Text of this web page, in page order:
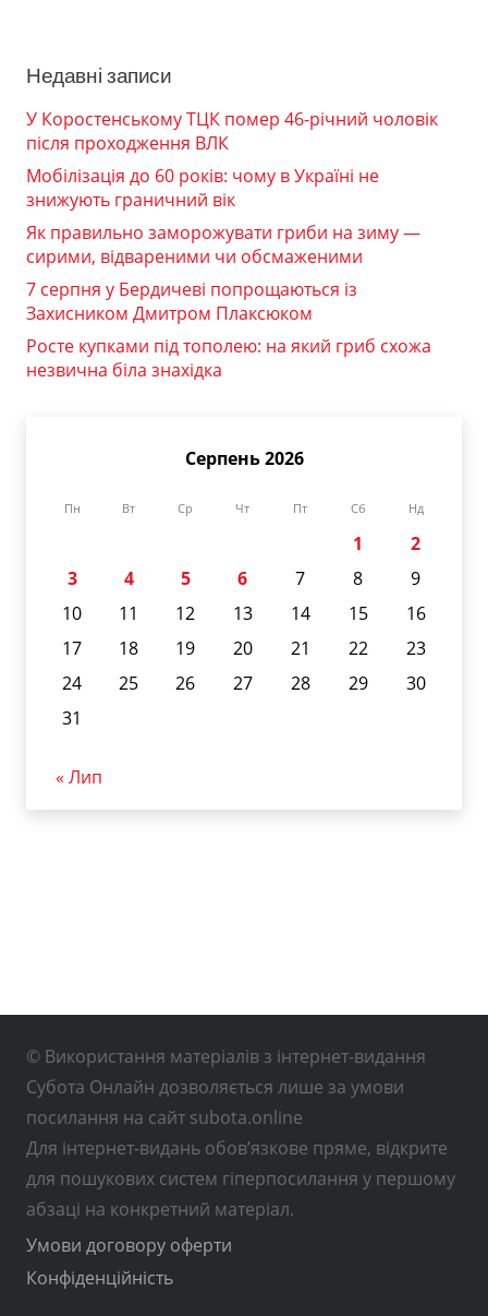
Недавні записи
У Коростенському ТЦК помер 46-річний чоловік
після проходження ВЛК
Мобілізація до 60 років: чому в Україні не
знижують граничний вік
Як правильно заморожувати гриби на зиму —
сирими, відвареними чи обсмаженими
7 серпня у Бердичеві попрощаються із
Захисником Дмитром Плаксюком
Росте купками під тополею: на який гриб схожа
незвична біла знахідка
Серпень 2026
Пн Вт Ср Чт Пт Сб Нд
1
2
3
4 5 6 7 8
9
10
11 12 13 14 15
16
17
18 19 20 21 22
23
24
25 26 27 28 29
30
31
« Лип
© Використання матеріалів з інтернет-видання
Субота Онлайн дозволяється лише за умови
посилання на сайт subota.online
Для інтернет-видань обов’язкове пряме, відкрите
для пошукових систем гіперпосилання у першому
абзаці на конкретний матеріал.
Умови договору оферти
Конфіденційність